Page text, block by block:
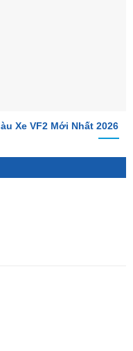
Xe VF2 Mới Nhất 2026